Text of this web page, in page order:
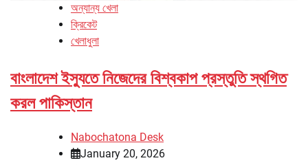
অন্যান্য খেলা
ক্রিকেট
খেলাধুলা
বাংলাদেশ ইস্যুতে নিজেদের বিশ্বকাপ প্রস্তুতি স্থগিত
করল পাকিস্তান
Nabochatona Desk
January 20, 2026